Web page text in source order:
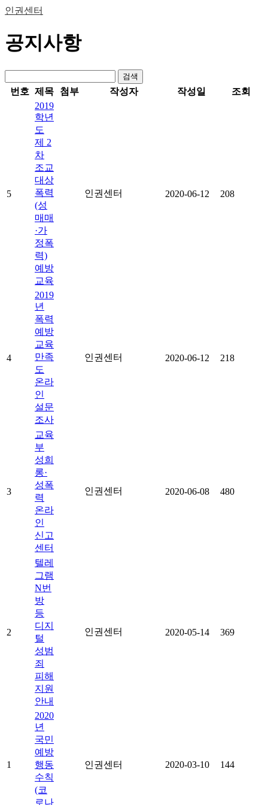
인권센터
공지사항
검색
번호 제목 첨부 작성자 작성일 조회
5
2019
학년
도
제 2
차
조교
대상
폭력
(성
매매
·가
정폭
력)
예방
교육
인권센터 2020-06-12 208
4
2019
년
폭력
예방
교육
만족
도
온라
인
설문
조사
인권센터 2020-06-12 218
3
교육
부
성희
롱·
성폭
력
온라
인
신고
센터
인권센터 2020-06-08 480
2
텔레
그램
N번
방
등
디지
털
성범
죄
피해
지원
안내
인권센터 2020-05-14 369
1
2020
년
국민
예방
행동
수칙
(코
로나
인권센터 2020-03-10 144